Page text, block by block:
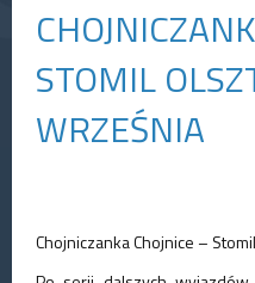
STOMIL
WRZEŚNIA
Chojniczanka Chojnice –